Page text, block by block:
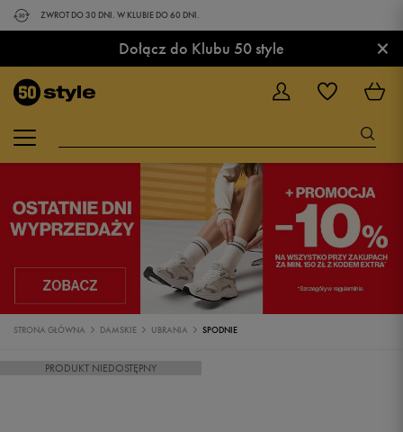
ZWROT DO 30 DNI. W KLUBIE DO 60 DNI.
Dołącz do Klubu 50 style ×
STRONA GŁÓWNA DAMSKIE UBRANIA SPODNIE
PRODUKT NIEDOSTĘPNY